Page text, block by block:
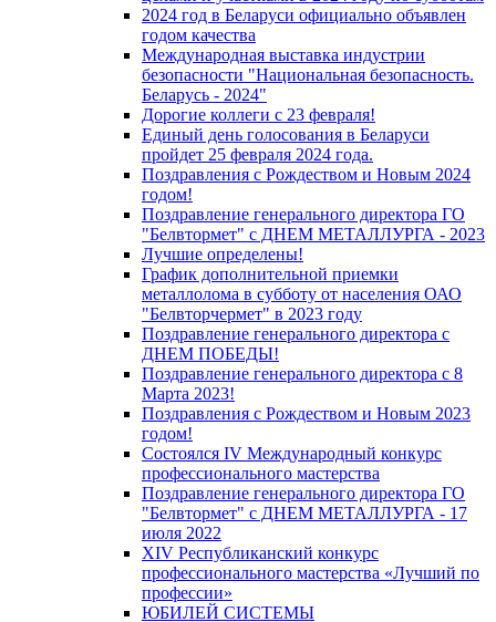
2024 год в Беларуси официально объявлен
годом качества
Международная выставка индустрии
безопасности "Национальная безопасность.
Беларусь - 2024"
Дорогие коллеги с 23 февраля!
Единый день голосования в Беларуси
пройдет 25 февраля 2024 года.
Поздравления с Рождеством и Новым 2024
годом!
Поздравление генерального директора ГО
"Белвтормет" с ДНЕМ МЕТАЛЛУРГА - 2023
Лучшие определены!
График дополнительной приемки
металлолома в субботу от населения ОАО
"Белвторчермет" в 2023 году
Поздравление генерального директора с
ДНЕМ ПОБЕДЫ!
Поздравление генерального директора с 8
Марта 2023!
Поздравления с Рождеством и Новым 2023
годом!
Cостоялся IV Международный конкурс
профессионального мастерства
Поздравление генерального директора ГО
"Белвтормет" с ДНЕМ МЕТАЛЛУРГА - 17
июля 2022
XIV Республиканский конкурс
профессионального мастерства «Лучший по
профессии»
ЮБИЛЕЙ СИСТЕМЫ